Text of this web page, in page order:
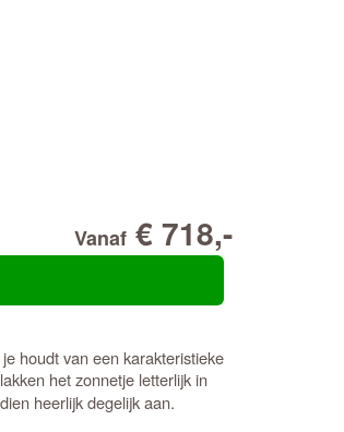
Vanaf € 718,-
houdt van een karakteristieke
het zonnetje letterlijk in
heerlijk degelijk aan.